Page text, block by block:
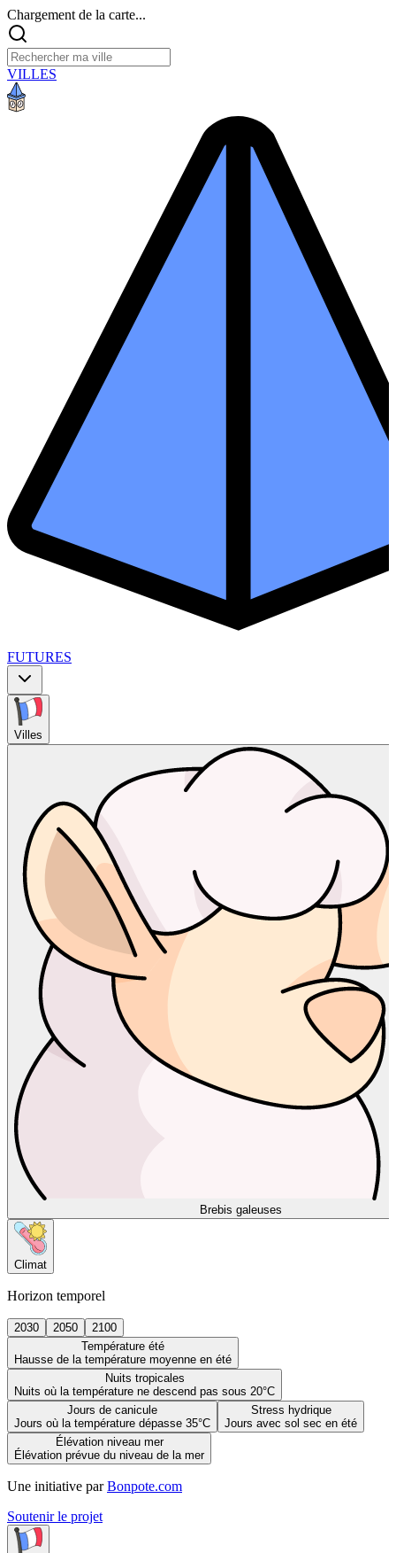
Chargement de la carte...
VILLES
FUTURES
Villes
Brebis galeuses
Climat
Horizon temporel
2030 2050
2100
Température été
Hausse de la température moyenne en été
Nuits tropicales
Nuits où la température ne descend pas sous 20°C
Jours de canicule
Jours où la température dépasse 35°C
Stress hydrique
Jours avec sol sec en été
Élévation niveau mer
Élévation prévue du niveau de la mer
Une initiative par Bonpote.com
Soutenir le projet